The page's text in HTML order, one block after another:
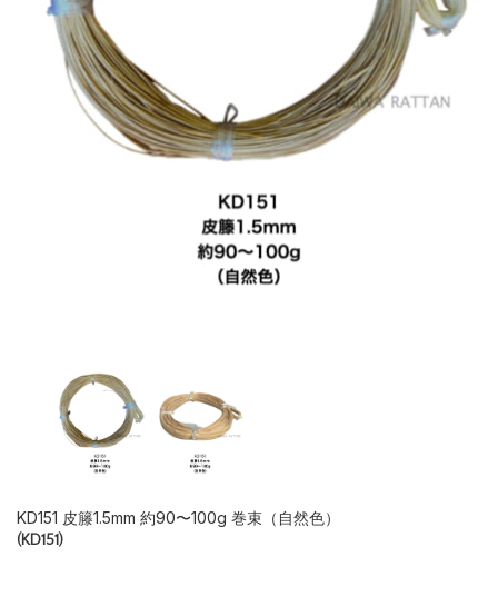
KD151 皮籐1.5mm 約90〜100g 巻束（自然色）
(KD151)